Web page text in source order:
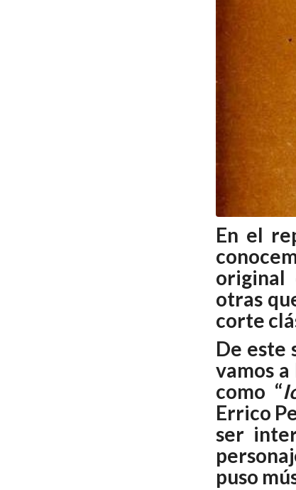
En el
original
otras
corte
De este
vamos
como “
Errico
ser
puso